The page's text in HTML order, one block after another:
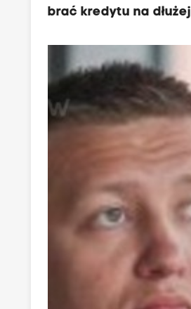
brać kredytu na